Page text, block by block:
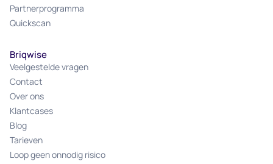
Partnerprogramma
Quickscan
Briqwise
Veelgestelde vragen
Contact
Over ons
Klantcases
Blog
Tarieven
Loop geen onnodig risico